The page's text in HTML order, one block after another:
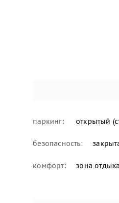
паркинг: открытый
безопасность:
комфорт: зона отдыха